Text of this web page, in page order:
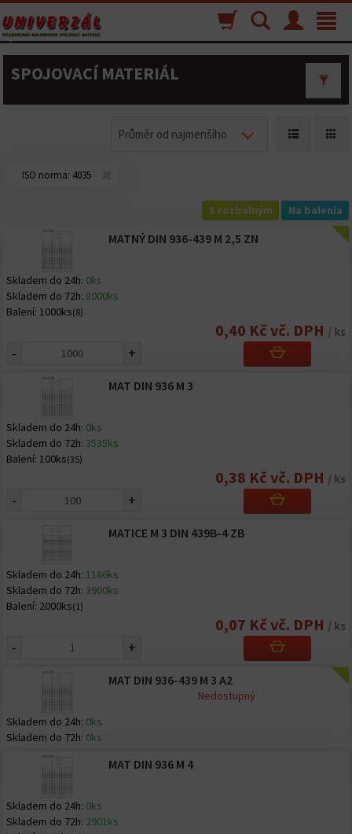
Toggle
Menu
Vyhľadávanie
Nákupný
košík
SPOJOVACÍ MATERIÁL
Průměr od najmenšího
ISO norma: 4035
S rozbalným Na balenia
MATNÝ DIN 936-439 M 2,5 ZN
Skladem do 24h: 0ks
Skladem do 72h: 8000ks
Balení: 1000ks(8)
0,40 Kč vč. DPH / ks
- +
MAT DIN 936 M 3
Skladem do 24h: 0ks
Skladem do 72h: 3535ks
Balení: 100ks(35)
0,38 Kč vč. DPH / ks
- +
MATICE M 3 DIN 439B-4 ZB
Skladem do 24h: 1186ks
Skladem do 72h: 3900ks
Balení: 2000ks(1)
0,07 Kč vč. DPH / ks
- +
MAT DIN 936-439 M 3 A2
Skladem do 24h: 0ks
Skladem do 72h: 0ks
Nedostupný
MAT DIN 936 M 4
Skladem do 24h: 0ks
Skladem do 72h: 2901ks